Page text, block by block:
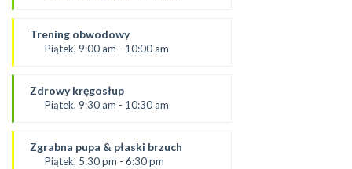
Dominika
SALA 1
Trening obwodowy
Piątek, 9:00 am - 10:00 am
Aneta J
SALA 1
Zdrowy kręgosłup
Piątek, 9:30 am - 10:30 am
prowadząca:
Żaneta
Zgrabna pupa & płaski brzuch
Piątek, 5:30 pm - 6:30 pm